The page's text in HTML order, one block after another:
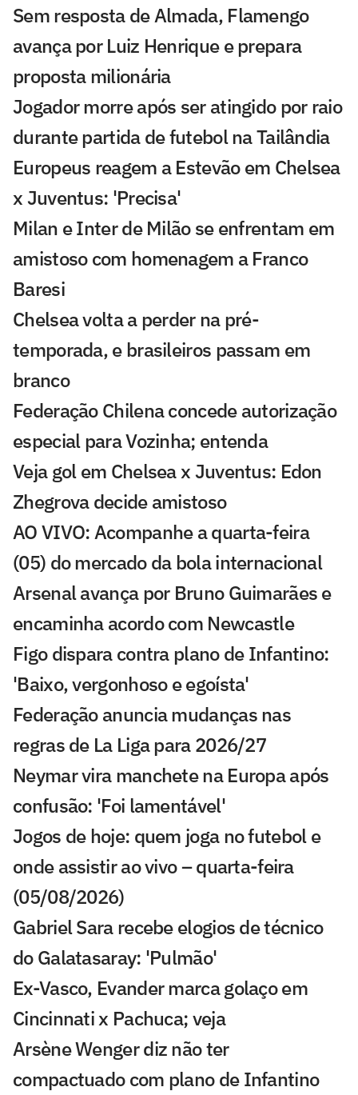
Sem resposta de Almada, Flamengo
avança por Luiz Henrique e prepara
proposta milionária
Jogador morre após ser atingido por raio
durante partida de futebol na Tailândia
Europeus reagem a Estevão em Chelsea
x Juventus: 'Precisa'
Milan e Inter de Milão se enfrentam em
amistoso com homenagem a Franco
Baresi
Chelsea volta a perder na pré-
temporada, e brasileiros passam em
branco
Federação Chilena concede autorização
especial para Vozinha; entenda
Veja gol em Chelsea x Juventus: Edon
Zhegrova decide amistoso
AO VIVO: Acompanhe a quarta-feira
(05) do mercado da bola internacional
Arsenal avança por Bruno Guimarães e
encaminha acordo com Newcastle
Figo dispara contra plano de Infantino:
'Baixo, vergonhoso e egoísta'
Federação anuncia mudanças nas
regras de La Liga para 2026/27
Neymar vira manchete na Europa após
confusão: 'Foi lamentável'
Jogos de hoje: quem joga no futebol e
onde assistir ao vivo – quarta-feira
(05/08/2026)
Gabriel Sara recebe elogios de técnico
do Galatasaray: 'Pulmão'
Ex-Vasco, Evander marca golaço em
Cincinnati x Pachuca; veja
Arsène Wenger diz não ter
compactuado com plano de Infantino